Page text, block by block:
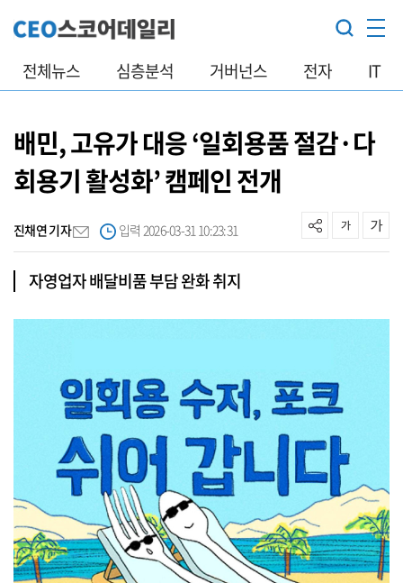
전체뉴스 심층분석 거버넌스 전자 IT
배민, 고유가 대응 ‘일회용품 절감·다
회용기 활성화’ 캠페인 전개
진채연 기자 입력 2026-03-31 10:23:31
자영업자 배달비품 부담 완화 취지